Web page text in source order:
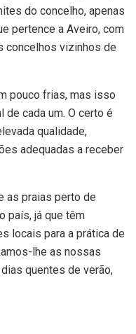
do concelho, apenas
pertence a Aveiro, com
concelhos vizinhos de
pouco frias, mas isso
cada um. O certo é
qualidade,
adequadas a receber
as praias perto de
país, já que têm
locais para a prática de
lhe as nossas
quentes de verão,